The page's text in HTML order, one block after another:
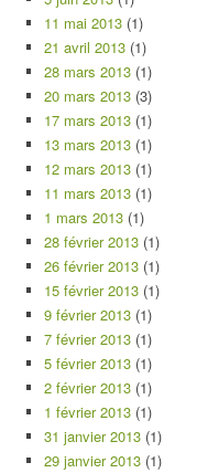
11 mai 2013 (1)
21 avril 2013 (1)
28 mars 2013 (1)
20 mars 2013 (3)
17 mars 2013 (1)
13 mars 2013 (1)
12 mars 2013 (1)
11 mars 2013 (1)
1 mars 2013 (1)
28 février 2013 (1)
26 février 2013 (1)
15 février 2013 (1)
9 février 2013 (1)
7 février 2013 (1)
5 février 2013 (1)
2 février 2013 (1)
1 février 2013 (1)
31 janvier 2013 (1)
29 janvier 2013 (1)